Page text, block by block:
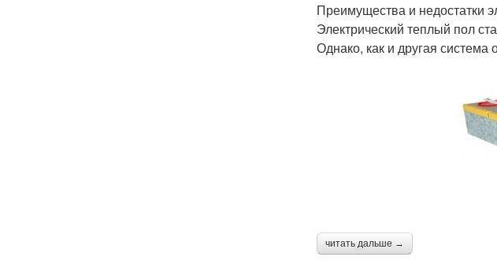
Преимущества и недостатки
Электрический теплый пол
Однако, как и другая
читать дальше →